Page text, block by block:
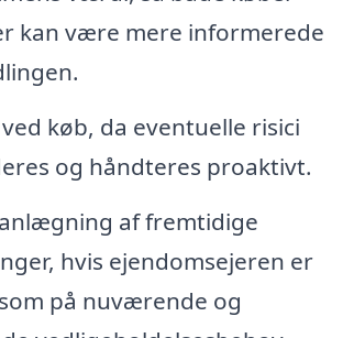
kan være mere informerede
køb, da eventuelle risici
og håndteres proaktivt.
af fremtidige
hvis ejendomsejeren er
på nuværende og